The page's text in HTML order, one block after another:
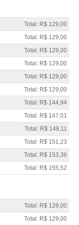
Total: R$ 129,00
Total: R$ 129,00
Total: R$ 129,00
Total: R$ 129,00
Total: R$ 129,00
Total: R$ 129,00
Total: R$ 144,94
Total: R$ 147,01
Total: R$ 149,11
Total: R$ 151,23
Total: R$ 153,36
Total: R$ 155,52
Total: R$ 129,00
Total: R$ 129,00